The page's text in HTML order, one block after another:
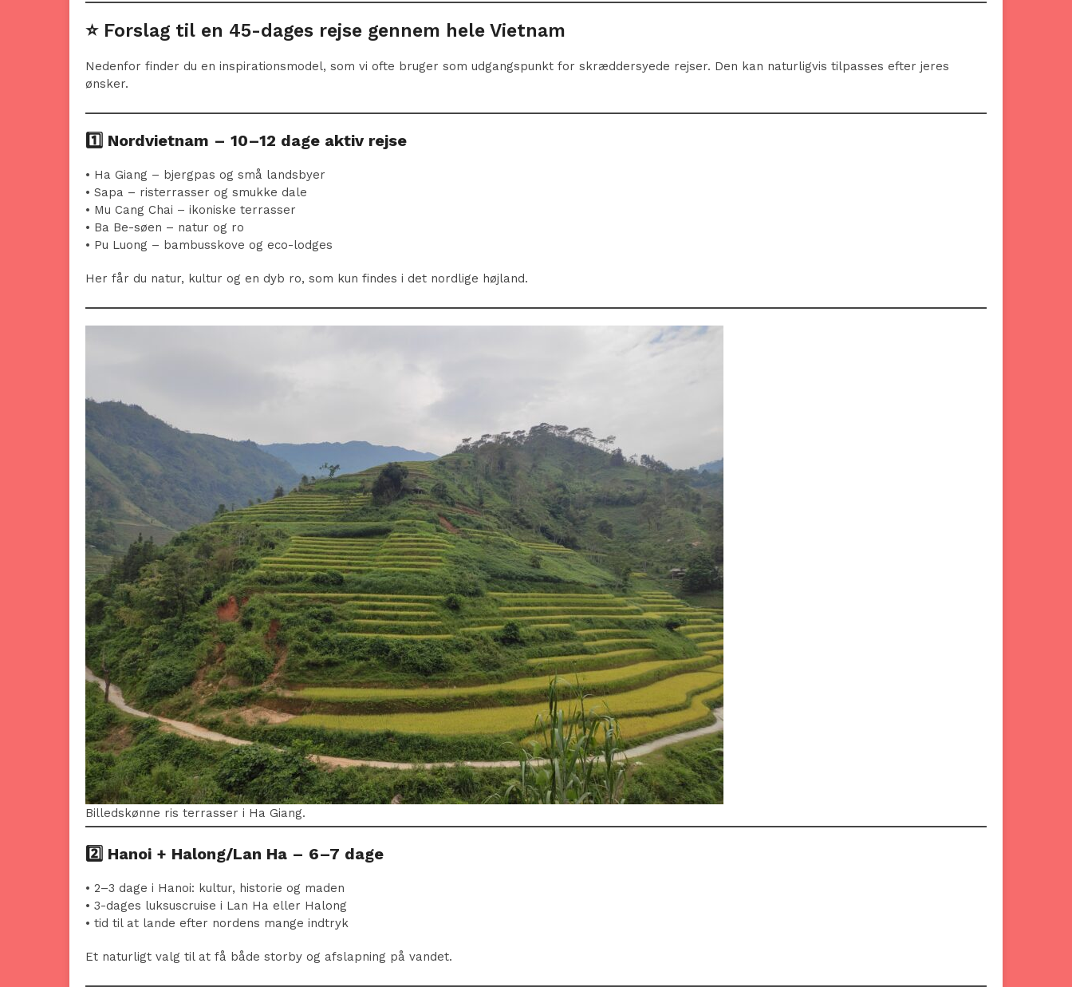
⭐ Forslag til en 45-dages rejse gennem hele Vietnam
Nedenfor finder du en inspirationsmodel, som vi ofte bruger som udgangspunkt for skræddersyede rejser. Den kan naturligvis tilpasses efter jeres
ønsker.
1️⃣ Nordvietnam – 10–12 dage aktiv rejse
• Ha Giang – bjergpas og små landsbyer
• Sapa – risterrasser og smukke dale
• Mu Cang Chai – ikoniske terrasser
• Ba Be-søen – natur og ro
• Pu Luong – bambusskove og eco-lodges
Her får du natur, kultur og en dyb ro, som kun findes i det nordlige højland.
Billedskønne ris terrasser i Ha Giang.
2️⃣ Hanoi + Halong/Lan Ha – 6–7 dage
• 2–3 dage i Hanoi: kultur, historie og maden
• 3-dages luksuscruise i Lan Ha eller Halong
• tid til at lande efter nordens mange indtryk
Et naturligt valg til at få både storby og afslapning på vandet.